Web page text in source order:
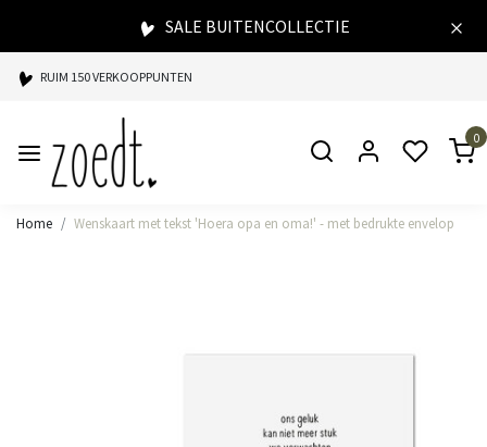
SALE BUITENCOLLECTIE
RUIM 150 VERKOOPPUNTEN
SPAARPUNTEN BIJ ELKE AANKOOP
SNELLE LEVERING
0
Home Wenskaart met tekst 'Hoera opa en oma!' - met bedrukte envelop